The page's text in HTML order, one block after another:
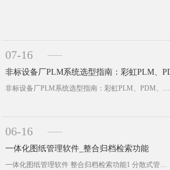
07-16
非标设备厂PLM系统选型指南：彩虹PLM、PDM、EDM全面解析非标设备制造企业长期面临图纸版本混乱、BOM数据不准、跨部门协···
06-16
一体化图纸管理软件_整合归档检索功能
一体化图纸管理软件 整合归档检索功能1 分散式管理带来的使用弊端很多企业会使用多款工具分别做文件存储、分类归档、资料检索，多个···